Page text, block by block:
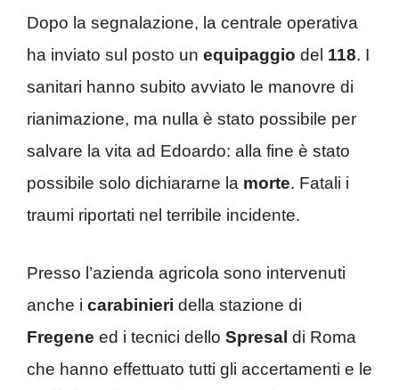
Dopo la segnalazione, la centrale operativa
ha inviato sul posto un equipaggio del 118. I
sanitari hanno subito avviato le manovre di
rianimazione, ma nulla è stato possibile per
salvare la vita ad Edoardo: alla fine è stato
possibile solo dichiararne la morte. Fatali i
traumi riportati nel terribile incidente.
Presso l’azienda agricola sono intervenuti
anche i carabinieri della stazione di
Fregene ed i tecnici dello Spresal di Roma
che hanno effettuato tutti gli accertamenti e le